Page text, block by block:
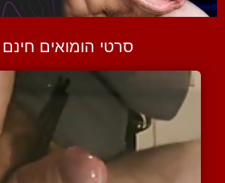
סרטי הומואים חינם